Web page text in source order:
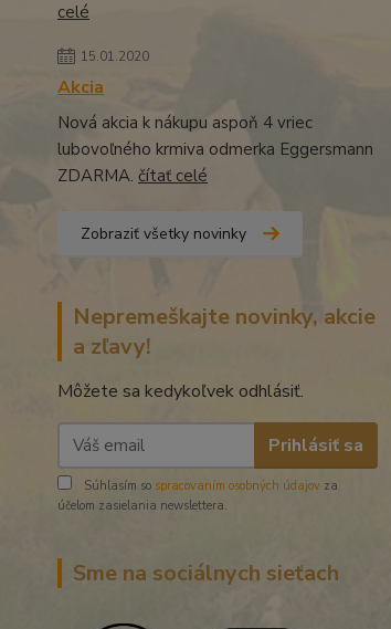
celé
15.01.2020
Akcia
Nová akcia k nákupu aspoň 4 vriec
lubovoľného krmiva odmerka Eggersmann
ZDARMA. čítať celé
Zobraziť všetky novinky
Nepremeškajte novinky, akcie
a zľavy!
Môžete sa kedykoľvek odhlásiť.
Prihlásiť sa
Súhlasím so spracovaním osobných údajov za
účelom zasielania newslettera.
Sme na sociálnych sieťach